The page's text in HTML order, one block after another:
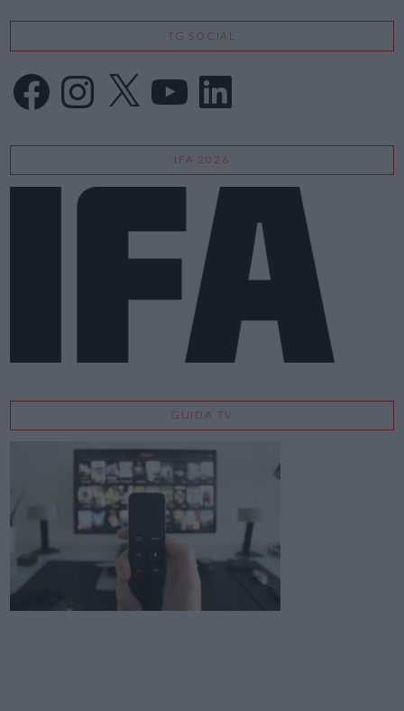
TG SOCIAL
FacebookInstagram
X LinkedIn
IFA 2026
GUIDA TV